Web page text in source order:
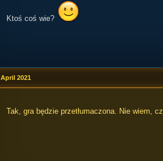
Ktoś coś wie?
April 2021
Tak, gra będzie przetłumaczona. Nie wiem,